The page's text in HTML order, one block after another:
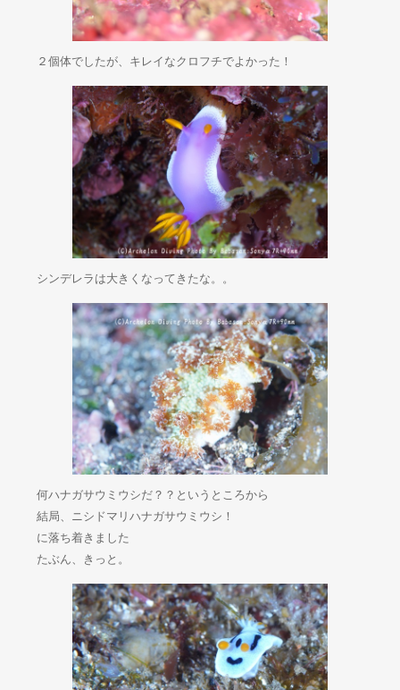
２個体でしたが、キレイなクロフチでよかった！
シンデレラは大きくなってきたな。。
何ハナガサウミウシだ？？というところから
結局、ニシドマリハナガサウミウシ！
に落ち着きました
たぶん、きっと。